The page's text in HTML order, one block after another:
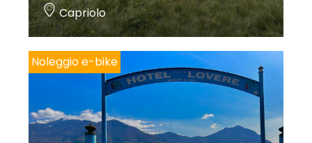
Capriolo
Noleggio e-bike